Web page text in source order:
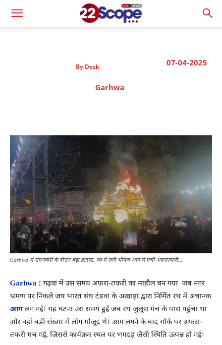
07-04-2025
By Desk
Garhwa
Garhwa में रामनवमी के दौरान बड़ा हादसा, रथ में लगी भीषण आग से मची अफरातफरी...
Garhwa : गढ़वा में उस समय अफरा-तफरी का माहौल बन गया जब नगर
भ्रमण पर निकले जय भारत संघ टंडवा के अखाड़ा द्वारा निर्मित रथ में अचानक
आगलग गई। यह घटना उस समय हुई जब रथ जुलूस मंच के पास पहुंचा था
और वहां बड़ी संख्या में लोग मौजूद थे। आग लगने के बाद मौके पर अफरा-
तफरी मच गई, जिससे कार्यक्रम स्थल पर भगदड़ जैसी स्थिति उत्पन्न हो गई।